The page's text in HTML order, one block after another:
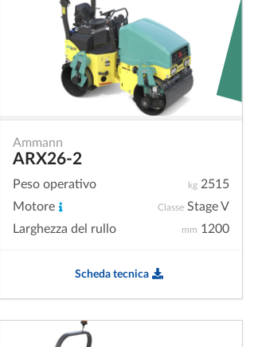
Ammann
ARX26-2
kg2515
Peso operativo
ClasseStage V
Motore
mm 1200
Larghezza del rullo
Scheda tecnica